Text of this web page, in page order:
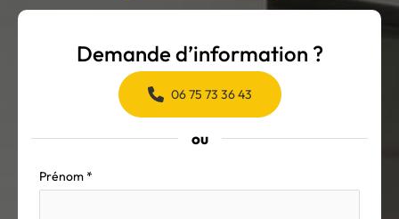
Demande d’information ?
06 75 73 36 43
ou
Formulaire
simple
Prénom*